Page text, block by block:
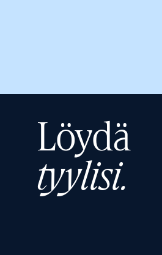
Löydä
tyylisi.